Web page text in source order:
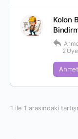
Kolon
2 Üye
1 ile 1 arasındaki